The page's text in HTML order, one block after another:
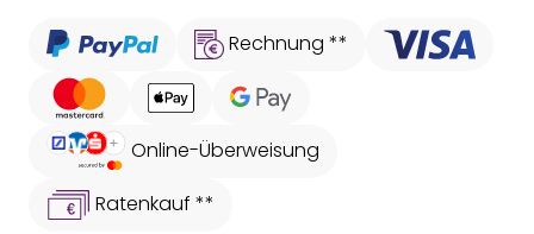
Rechnung **
Online-Überweisung
Ratenkauf **